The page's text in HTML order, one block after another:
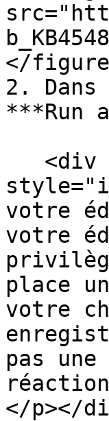
</
2.
***Run
votre
votre
place
votre
pas
</p></